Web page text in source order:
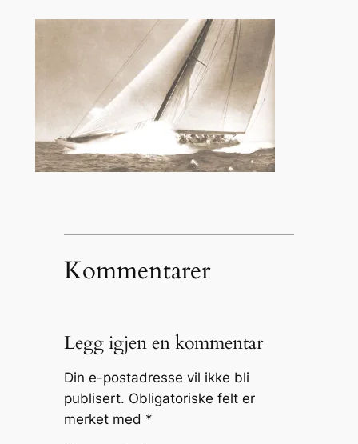
Kommentarer
Legg igjen en kommentar
Din e-postadresse vil ikke bli
publisert. Obligatoriske felt er
merket med *